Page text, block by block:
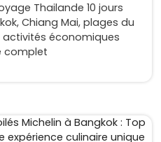
Thailande 10 jours
Chiang Mai, plages du
activités économiques
complet